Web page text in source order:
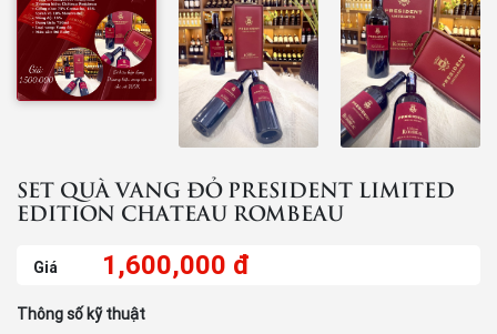
SET QUÀ VANG ĐỎ PRESIDENT LIMITED
EDITION CHATEAU ROMBEAU
Giá 1,600,000 đ
Thông số kỹ thuật